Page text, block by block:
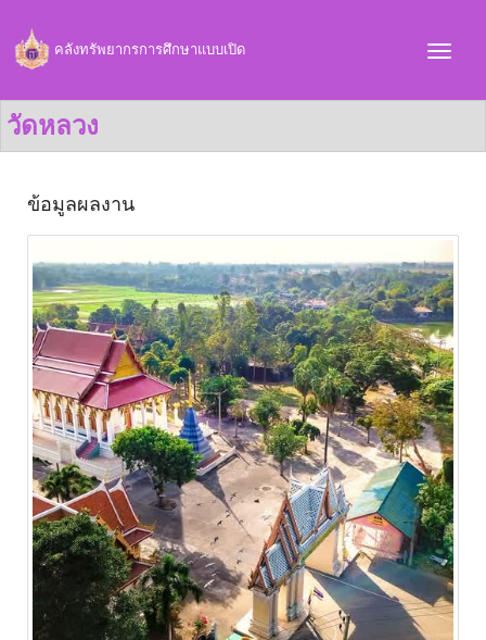
คลังทรัพยากรการศึกษาแบบเปิด
วัดหลวง
ข้อมูลผลงาน